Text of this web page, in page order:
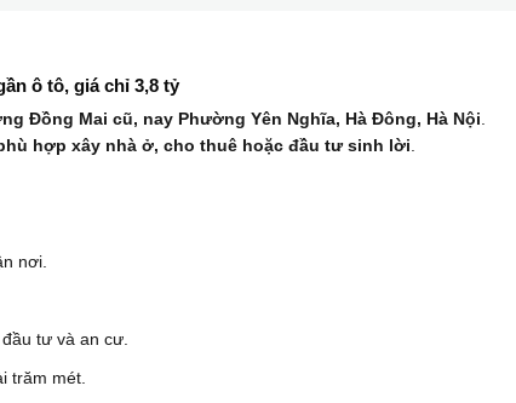
ô tô, giá chỉ 3,8 tỷ
Đồng Mai cũ, nay Phường Yên Nghĩa, Hà Đông, Hà Nội
hợp xây nhà ở, cho thuê hoặc đầu tư sinh lời
nơi.
tư và an cư.
trăm mét.